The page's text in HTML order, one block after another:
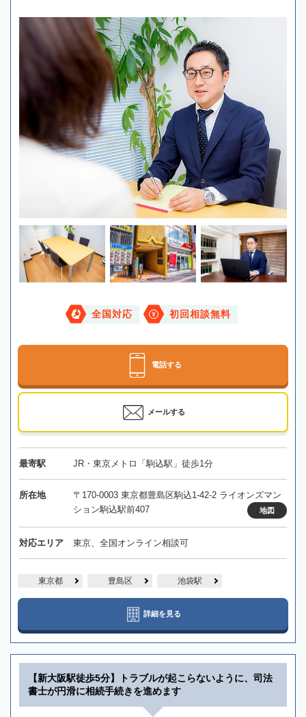
全国対応 初回相談無料
電話する
メールする
最寄駅 JR・東京メトロ「駒込駅」徒歩1分
所在地
〒170-0003 東京都豊島区駒込1-42-2 ライオンズマン
ション駒込駅前407
地図
対応エリア 東京、全国オンライン相談可
東京都 豊島区 池袋駅
詳細を見る
【新大阪駅徒歩5分】トラブルが起こらないように、司法
書士が円滑に相続手続きを進めます